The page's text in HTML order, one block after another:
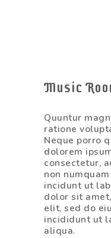
2023/24
Music
Quuntur
ratione
Neque porro
dolorem
consectetur,
non
incidunt ut
dolor sit
elit, sed do
incididunt ut
aliqua.